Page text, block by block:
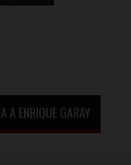
A ENRIQUE GARAY